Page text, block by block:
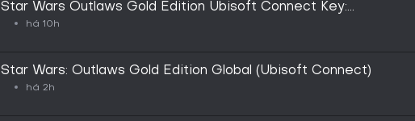
Star Wars Outlaws Gold Edition Ubisoft Connect Key:
Global (GLOBAL)
há 10h
Star Wars: Outlaws Gold Edition Global (Ubisoft Connect)
há 2h